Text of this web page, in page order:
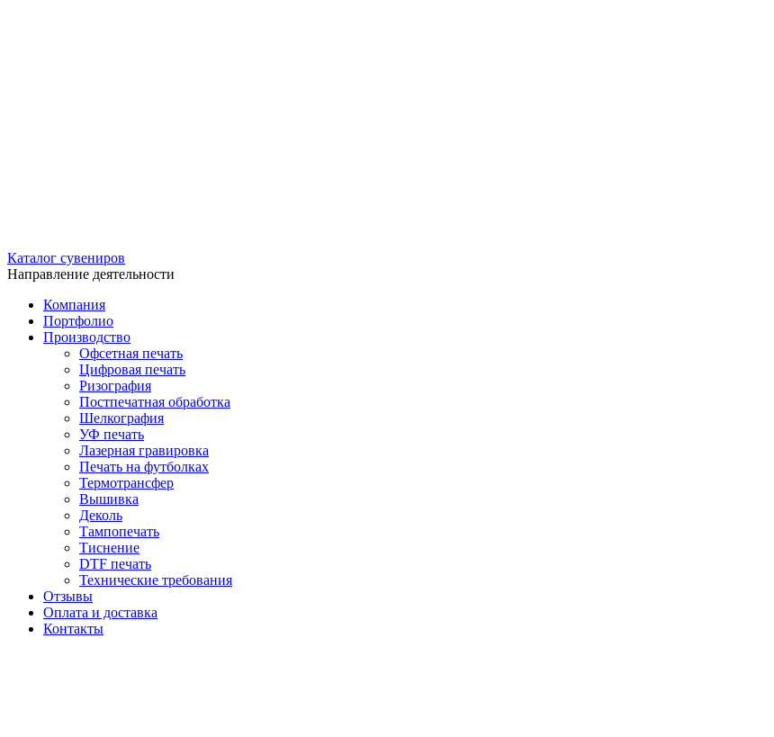
Каталог сувениров
Направление деятельности
Компания
Портфолио
Производство
Офсетная печать
Цифровая печать
Ризография
Постпечатная обработка
Шелкография
УФ печать
Лазерная гравировка
Печать на футболках
Термотрансфер
Вышивка
Деколь
Тампопечать
Тиснение
DTF печать
Технические требования
Отзывы
Оплата и доставка
Контакты